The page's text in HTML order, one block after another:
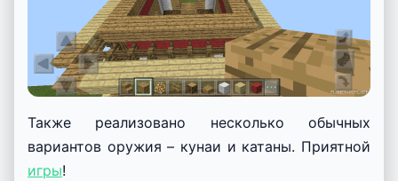
Также реализовано несколько обычных
вариантов оружия – кунаи и катаны. Приятной
игры!